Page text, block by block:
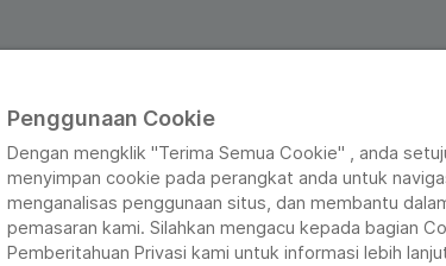
Penggunaan Cookie
Dengan mengklik "Terima Semua Cookie" , anda
menyimpan cookie pada perangkat anda untuk
menganalisas penggunaan situs, dan membantu
pemasaran kami. Silahkan mengacu kepada bagian
Pemberitahuan Privasi kami untuk informasi lebih